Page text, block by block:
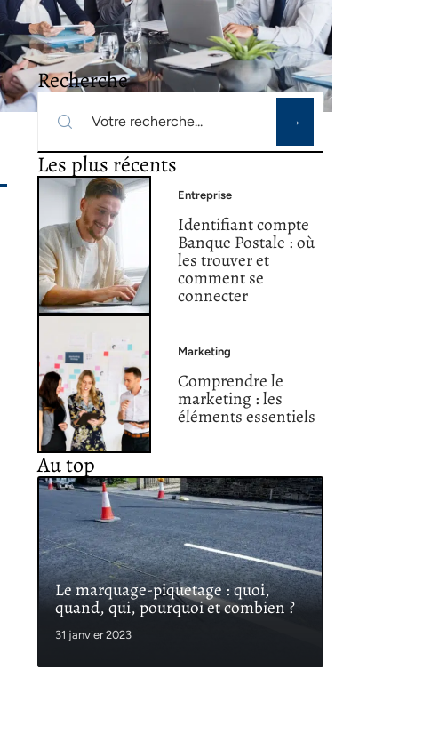
Recherche
Les plus récents
Entreprise
Identifiant compte
Banque Postale : où
les trouver et
comment se
connecter
Marketing
Comprendre le
marketing : les
éléments essentiels
Au top
Le marquage-piquetage : quoi,
quand, qui, pourquoi et combien ?
31 janvier 2023